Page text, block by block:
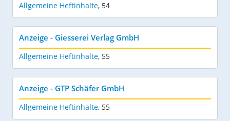
Allgemeine Heftinhalte, 54
Anzeige - Giesserei Verlag GmbH
Allgemeine Heftinhalte, 55
Anzeige - GTP Schäfer GmbH
Allgemeine Heftinhalte, 55